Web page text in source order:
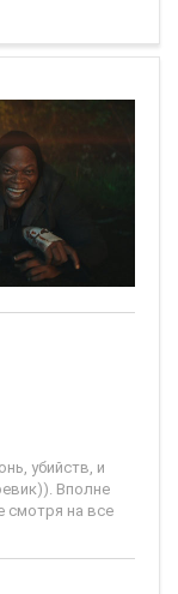
убийств, и
Вполне
смотря на все